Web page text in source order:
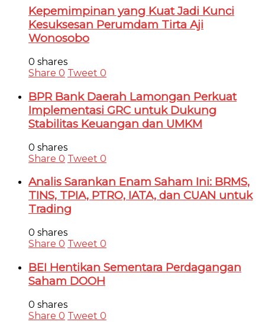
Kepemimpinan yang Kuat Jadi Kunci
Kesuksesan Perumdam Tirta Aji
Wonosobo
0 shares
Share 0 Tweet 0
BPR Bank Daerah Lamongan Perkuat
Implementasi GRC untuk Dukung
Stabilitas Keuangan dan UMKM
0 shares
Share 0 Tweet 0
Analis Sarankan Enam Saham Ini: BRMS,
TINS, TPIA, PTRO, IATA, dan CUAN untuk
Trading
0 shares
Share 0 Tweet 0
BEI Hentikan Sementara Perdagangan
Saham DOOH
0 shares
Share 0 Tweet 0